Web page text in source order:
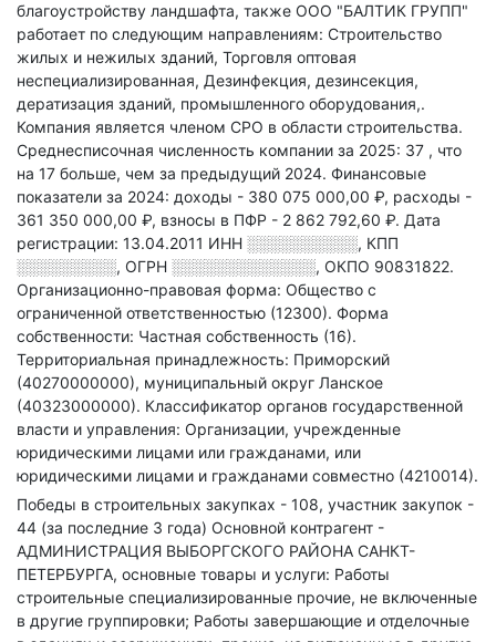
благоустройству ландшафта, также ООО "БАЛТИК ГРУПП"
работает по следующим направлениям: Строительство
жилых и нежилых зданий, Торговля оптовая
неспециализированная, Дезинфекция, дезинсекция,
дератизация зданий, промышленного оборудования,.
Компания является членом СРО в области строительства.
Среднесписочная численность компании за 2025: 37 , что
на 17 больше, чем за предыдущий 2024. Финансовые
показатели за 2024: доходы - 380 075 000,00 ₽, расходы -
361 350 000,00 ₽, взносы в ПФР - 2 862 792,60 ₽. Дата
регистрации: 13.04.2011 ИНН ░░░░░░░░░░, КПП
░░░░░░░░░, ОГРН ░░░░░░░░░░░░░, ОКПО 90831822.
Организационно-правовая форма: Общество с
ограниченной ответственностью (12300). Форма
собственности: Частная собственность (16).
Территориальная принадлежность: Приморский
(40270000000), муниципальный округ Ланское
(40323000000). Классификатор органов государственной
власти и управления: Организации, учрежденные
юридическими лицами или гражданами, или
юридическими лицами и гражданами совместно (4210014).
Победы в строительных закупках - 108, участник закупок -
44 (за последние 3 года) Основной контрагент -
АДМИНИСТРАЦИЯ ВЫБОРГСКОГО РАЙОНА САНКТ-
ПЕТЕРБУРГА, основные товары и услуги: Работы
строительные специализированные прочие, не включенные
в другие группировки; Работы завершающие и отделочные